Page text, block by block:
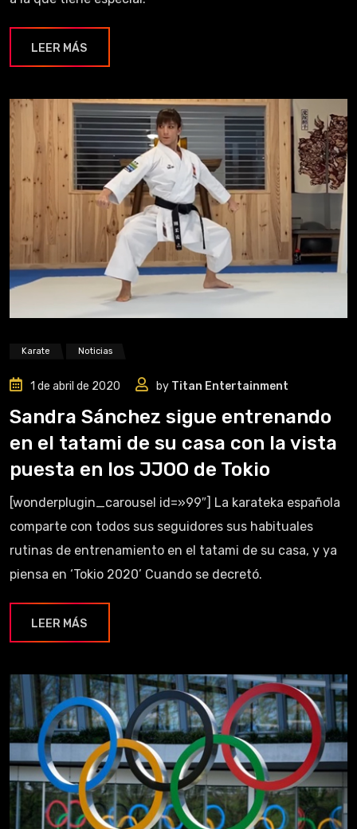
LEER MÁS
Karate Noticias
1 de abril de 2020 by Titan Entertainment
Sandra Sánchez sigue entrenando
en el tatami de su casa con la vista
puesta en los JJOO de Tokio
[wonderplugin_carousel id=»99″] La karateka española
comparte con todos sus seguidores sus habituales
rutinas de entrenamiento en el tatami de su casa, y ya
piensa en ‘Tokio 2020’ Cuando se decretó.
LEER MÁS